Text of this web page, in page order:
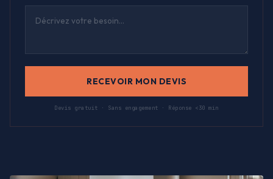
RECEVOIR MON DEVIS
Devis gratuit · Sans engagement · Réponse <30 min